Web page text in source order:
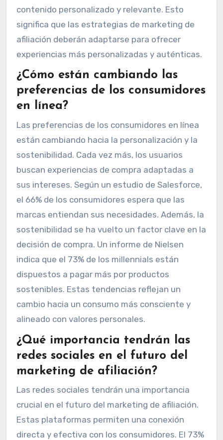
contenido personalizado y relevante. Esto
significa que las estrategias de marketing de
afiliación deberán adaptarse para ofrecer
experiencias más personalizadas y auténticas.
¿Cómo están cambiando las
preferencias de los consumidores
en línea?
Las preferencias de los consumidores en línea
están cambiando hacia la personalización y la
sostenibilidad. Cada vez más, los usuarios
buscan experiencias de compra adaptadas a
sus intereses. Según un estudio de Salesforce,
el 66% de los consumidores espera que las
marcas entiendan sus necesidades. Además, la
sostenibilidad se ha vuelto un factor clave en la
decisión de compra. Un informe de Nielsen
indica que el 73% de los millennials están
dispuestos a pagar más por productos
sostenibles. Estas tendencias reflejan un
cambio hacia un consumo más consciente y
alineado con valores personales.
¿Qué importancia tendrán las
redes sociales en el futuro del
marketing de afiliación?
Las redes sociales tendrán una importancia
crucial en el futuro del marketing de afiliación.
Estas plataformas permiten una conexión
directa y efectiva con los consumidores. El 73%